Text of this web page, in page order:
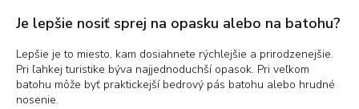
Je lepšie nosiť sprej na opasku alebo na batohu?
Lepšie je to miesto, kam dosiahnete rýchlejšie a prirodzenejšie.
Pri ľahkej turistike býva najjednoduchší opasok. Pri veľkom
batohu môže byť praktickejší bedrový pás batohu alebo hrudné
nosenie.